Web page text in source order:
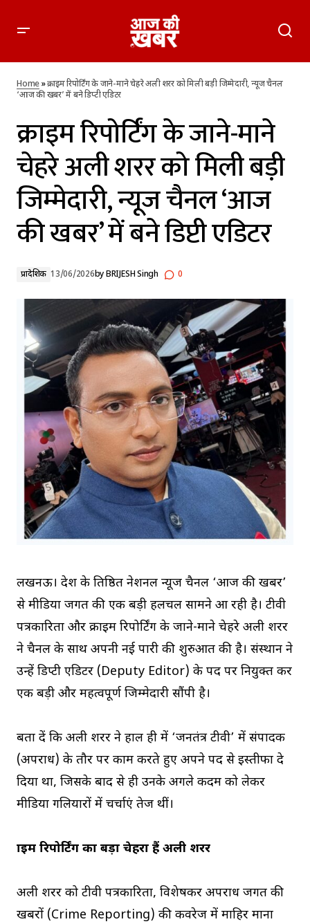
चैनल ‘आज की खबर’ में बने डिप्टी एडिटर
Home»क्राइम रिपोर्टिंग के जाने-माने चेहरे अली शरर को मिली बड़ी जिम्मेदारी, न्यूज चैनल
‘आज की खबर’ में बने डिप्टी एडिटर
क्राइम रिपोर्टिंग के जाने-माने
चेहरे अली शरर को मिली बड़ी
जिम्मेदारी, न्यूज चैनल ‘आज
की खबर’ में बने डिप्टी एडिटर
प्रादेशिक 13/06/2026byBRIJESH Singh 0
लखनऊ। देश के प्रतिष्ठित नेशनल न्यूज चैनल ‘आज की खबर’
से मीडिया जगत की एक बड़ी हलचल सामने आ रही है। टीवी
पत्रकारिता और क्राइम रिपोर्टिंग के जाने-माने चेहरे अली शरर
ने चैनल के साथ अपनी नई पारी की शुरुआत की है। संस्थान ने
उन्हें डिप्टी एडिटर (Deputy Editor) के पद पर नियुक्त कर
एक बड़ी और महत्वपूर्ण जिम्मेदारी सौंपी है।
बता दें कि अली शरर ने हाल ही में ‘जनतंत्र टीवी’ में संपादक
(अपराध) के तौर पर काम करते हुए अपने पद से इस्तीफा दे
दिया था, जिसके बाद से ही उनके अगले कदम को लेकर
मीडिया गलियारों में चर्चाएं तेज थीं।
क्राइम रिपोर्टिंग का बड़ा चेहरा हैं अली शरर
अली शरर को टीवी पत्रकारिता, विशेषकर अपराध जगत की
खबरों (Crime Reporting) की कवरेज में माहिर माना